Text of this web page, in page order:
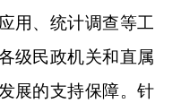
用、统计调查等工
级民政机关和直属
展的支持保障。针